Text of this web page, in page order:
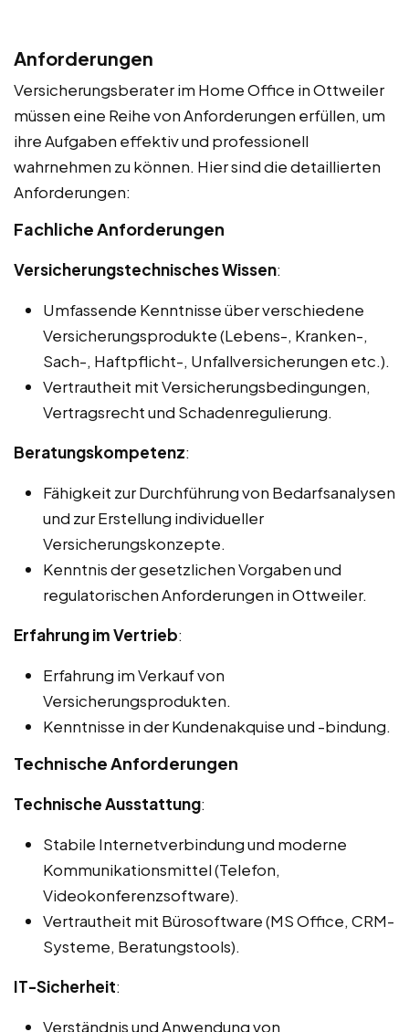
Anforderungen
Versicherungsberater im Home Office in Ottweiler
müssen eine Reihe von Anforderungen erfüllen, um
ihre Aufgaben effektiv und professionell
wahrnehmen zu können. Hier sind die detaillierten
Anforderungen:
Fachliche Anforderungen
Versicherungstechnisches Wissen:
Umfassende Kenntnisse über verschiedene
Versicherungsprodukte (Lebens-, Kranken-,
Sach-, Haftpflicht-, Unfallversicherungen etc.).
Vertrautheit mit Versicherungsbedingungen,
Vertragsrecht und Schadenregulierung.
Beratungskompetenz:
Fähigkeit zur Durchführung von Bedarfsanalysen
und zur Erstellung individueller
Versicherungskonzepte.
Kenntnis der gesetzlichen Vorgaben und
regulatorischen Anforderungen in Ottweiler.
Erfahrung im Vertrieb:
Erfahrung im Verkauf von
Versicherungsprodukten.
Kenntnisse in der Kundenakquise und -bindung.
Technische Anforderungen
Technische Ausstattung:
Stabile Internetverbindung und moderne
Kommunikationsmittel (Telefon,
Videokonferenzsoftware).
Vertrautheit mit Bürosoftware (MS Office, CRM-
Systeme, Beratungstools).
IT-Sicherheit:
Verständnis und Anwendung von